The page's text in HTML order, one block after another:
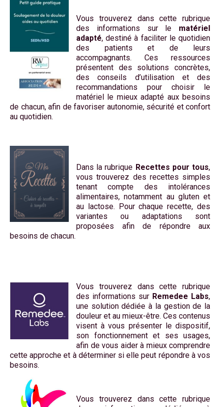
Vous trouverez dans cette rubrique
des informations sur le matériel
adapté, destiné à faciliter le quotidien
des patients et de leurs
accompagnants. Ces ressources
présentent des solutions concrètes,
des conseils d’utilisation et des
recommandations pour choisir le
matériel le mieux adapté aux besoins
de chacun, afin de favoriser autonomie, sécurité et confort
au quotidien.
Dans la rubrique Recettes pour tous,
vous trouverez des recettes simples
tenant compte des intolérances
alimentaires, notamment au gluten et
au lactose. Pour chaque recette, des
variantes ou adaptations sont
proposées afin de répondre aux
besoins de chacun.
Vous trouverez dans cette rubrique
des informations sur Remedee Labs,
une solution dédiée à la gestion de la
douleur et au mieux-être. Ces contenus
visent à vous présenter le dispositif,
son fonctionnement et ses usages,
afin de vous aider à mieux comprendre
cette approche et à déterminer si elle peut répondre à vos
besoins.
Vous trouverez dans cette rubrique